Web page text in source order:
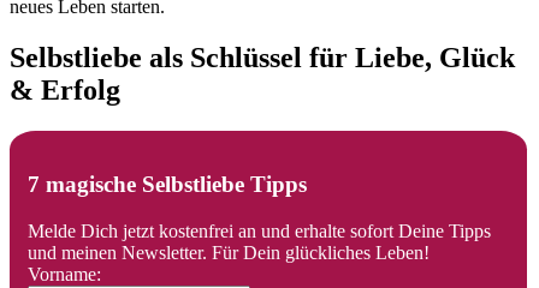
neues Leben starten.
Selbstliebe als Schlüssel für Liebe, Glück
& Erfolg
7 magische Selbstliebe Tipps
Melde Dich jetzt kostenfrei an und erhalte sofort Deine Tipps
und meinen Newsletter. Für Dein glückliches Leben!
Vorname: